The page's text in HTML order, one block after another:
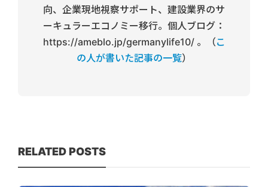
向、企業現地視察サポート、建設業界のサ
ーキュラーエコノミー移行。個人ブログ：
https://ameblo.jp/germanylife10/ 。（こ
の人が書いた記事の一覧）
RELATED POSTS